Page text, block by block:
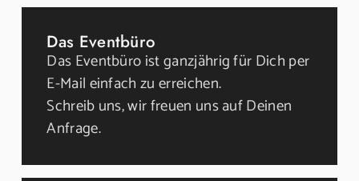
Das Eventbüro
Das Eventbüro ist ganzjährig für Dich per
E-Mail einfach zu erreichen.
Schreib uns, wir freuen uns auf Deinen
Anfrage.